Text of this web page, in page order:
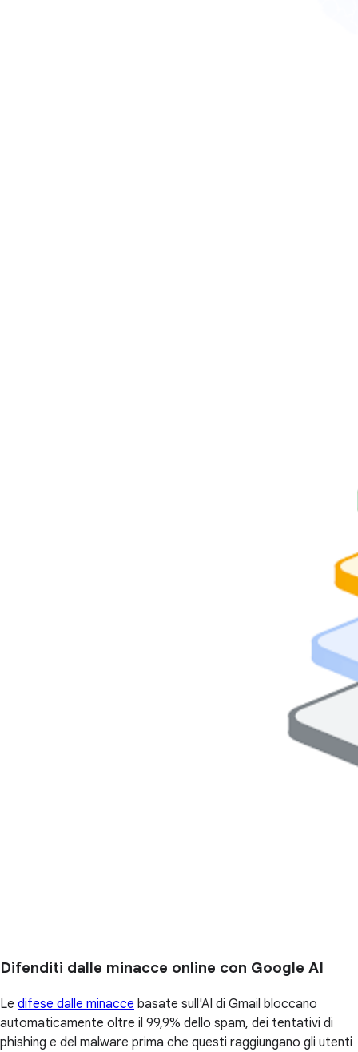
Difenditi dalle minacce online con Google AI
Le difese dalle minacce basate sull'AI di Gmail bloccano
automaticamente oltre il 99,9% dello spam, dei tentativi di
phishing e del malware prima che questi raggiungano gli utenti